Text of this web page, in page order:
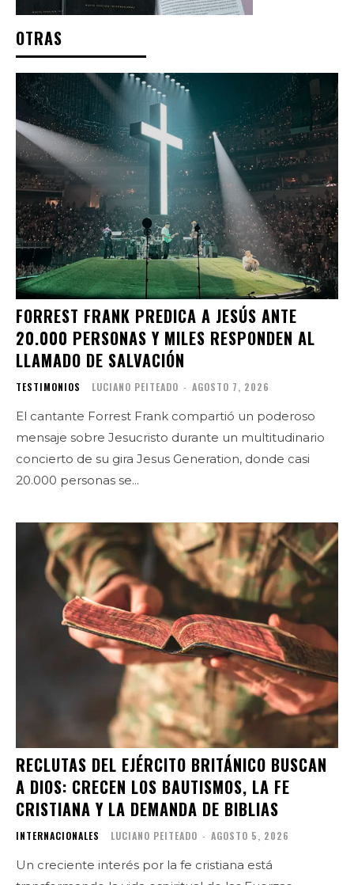
OTRAS
FORREST FRANK PREDICA A JESÚS ANTE
20.000 PERSONAS Y MILES RESPONDEN AL
LLAMADO DE SALVACIÓN
TESTIMONIOS LUCIANO PEITEADO - AGOSTO 7, 2026
El cantante Forrest Frank compartió un poderoso
mensaje sobre Jesucristo durante un multitudinario
concierto de su gira Jesus Generation, donde casi
20.000 personas se...
RECLUTAS DEL EJÉRCITO BRITÁNICO BUSCAN
A DIOS: CRECEN LOS BAUTISMOS, LA FE
CRISTIANA Y LA DEMANDA DE BIBLIAS
INTERNACIONALES LUCIANO PEITEADO - AGOSTO 5, 2026
Un creciente interés por la fe cristiana está